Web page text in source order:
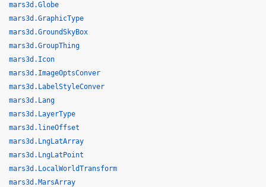
mars3d.Globe
mars3d.GraphicType
mars3d.GroundSkyBox
mars3d.GroupThing
mars3d.Icon
mars3d.ImageOptsConver
mars3d.LabelStyleConver
mars3d.Lang
mars3d.LayerType
mars3d.lineOffset
mars3d.LngLatArray
mars3d.LngLatPoint
mars3d.LocalWorldTransform
mars3d.MarsArray